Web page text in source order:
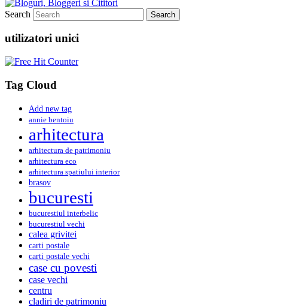
Search
utilizatori unici
Tag Cloud
Add new tag
annie bentoiu
arhitectura
arhitectura de patrimoniu
arhitectura eco
arhitectura spatiului interior
brasov
bucuresti
bucurestiul interbelic
bucurestiul vechi
calea grivitei
carti postale
carti postale vechi
case cu povesti
case vechi
centru
cladiri de patrimoniu